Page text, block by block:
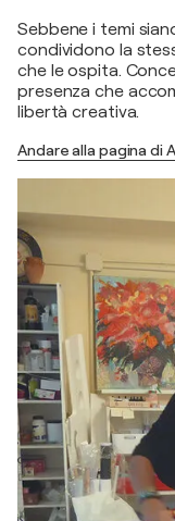
Sebbene i temi
condividono la
che le ospita.
presenza che
libertà creativa.
Andare alla pagina di